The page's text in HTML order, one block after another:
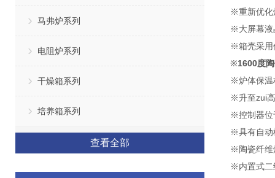
马弗炉系列
电阻炉系列
干燥箱系列
培养箱系列
查看全部
※重新优化
※大屏幕液
※箱壳采用
※1600度
※炉体保温
※升至zui
※控制器位
※具有自动
※陶瓷纤维
※内置式二